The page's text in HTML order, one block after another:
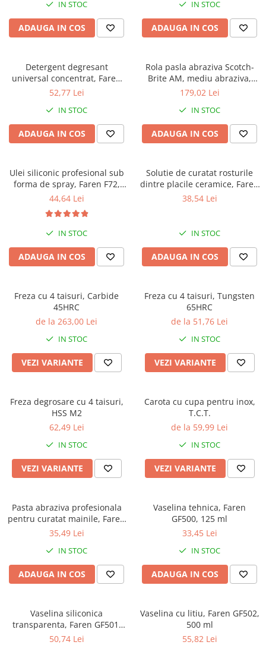
IN STOC
ADAUGA IN COS
IN STOC
ADAUGA IN COS
Detergent degresant
universal concentrat, Faren
100 USI, 1l
52,77 Lei
IN STOC
ADAUGA IN COS
Rola pasla abraziva Scotch-
Brite AM, mediu abraziva,
100mm x 10m
179,02 Lei
IN STOC
ADAUGA IN COS
Ulei siliconic profesional sub
forma de spray, Faren F72,
400ml
44,64 Lei
IN STOC
ADAUGA IN COS
Solutie de curatat rosturile
dintre placile ceramice, Faren
Marbrek, 500ml
38,54 Lei
IN STOC
ADAUGA IN COS
Freza cu 4 taisuri, Carbide
45HRC
de la 263,00 Lei
IN STOC
VEZI VARIANTE
Freza cu 4 taisuri, Tungsten
65HRC
de la 51,76 Lei
IN STOC
VEZI VARIANTE
Freza degrosare cu 4 taisuri,
HSS M2
62,49 Lei
IN STOC
VEZI VARIANTE
Carota cu cupa pentru inox,
T.C.T.
de la 59,99 Lei
IN STOC
VEZI VARIANTE
Pasta abraziva profesionala
pentru curatat mainile, Faren
Cler, 1 litru
35,49 Lei
IN STOC
ADAUGA IN COS
Vaselina tehnica, Faren
GF500, 125 ml
33,45 Lei
IN STOC
ADAUGA IN COS
Vaselina siliconica
transparenta, Faren GF501,
125 ml
50,74 Lei
Vaselina cu litiu, Faren GF502,
500 ml
55,82 Lei